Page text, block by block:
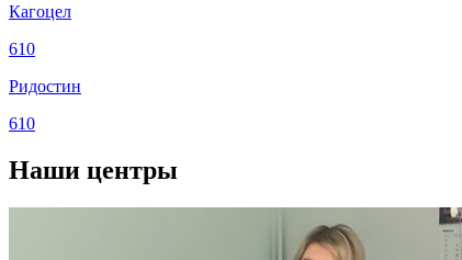
Кагоцел
610
Ридостин
610
Наши центры